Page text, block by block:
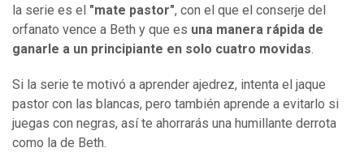
la serie es el "mate pastor", con el que el conserje del
orfanato vence a Beth y que es una manera rápida de
ganarle a un principiante en solo cuatro movidas.
Si la serie te motivó a aprender ajedrez, intenta el jaque
pastor con las blancas, pero también aprende a evitarlo si
juegas con negras, así te ahorrarás una humillante derrota
como la de Beth.